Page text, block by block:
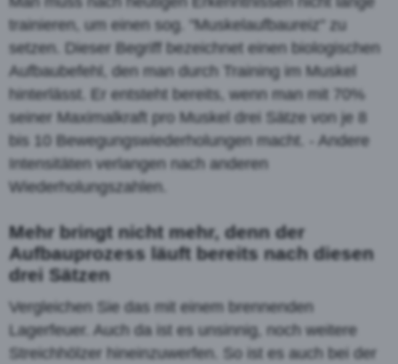
trainieren, um einen sog. "Muskelaufbaureiz" zu
setzen. Dieser Begriff bezeichnet einen biologischen
Aufbaubefehl, den man durch Training im Muskel
hinterlässt. Er entsteht bereits, wenn man mit 70%
seiner Maximalkraft pro Muskel drei Sätze von je 8
bis 10 Bewegungswiederholungen macht. - Andere
Intensitäten verlangen nach anderen
Wiederholungszahlen.
Mehr bringt nicht mehr, denn der
Aufbauprozess läuft bereits nach diesen
drei Sätzen
Vergleichen Sie das mit einem brennenden
Lagerfeuer. Auch da ist es unsinnig, noch weitere
Streichhölzer hineinzuwerfen. So ist es auch bei der